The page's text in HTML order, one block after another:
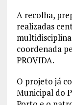
A recolha,
realizadas
coordenada
PROVIDA.
O projeto já
Municipal do